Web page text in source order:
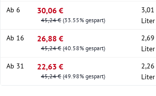
Ab 6 30,06 €
45,24 € (33.55% gespart)
Liter
Ab 16 26,88 €
45,24 € (40.58% gespart)
Liter
Ab 31 22,63 €
45,24 € (49.98% gespart)
Liter